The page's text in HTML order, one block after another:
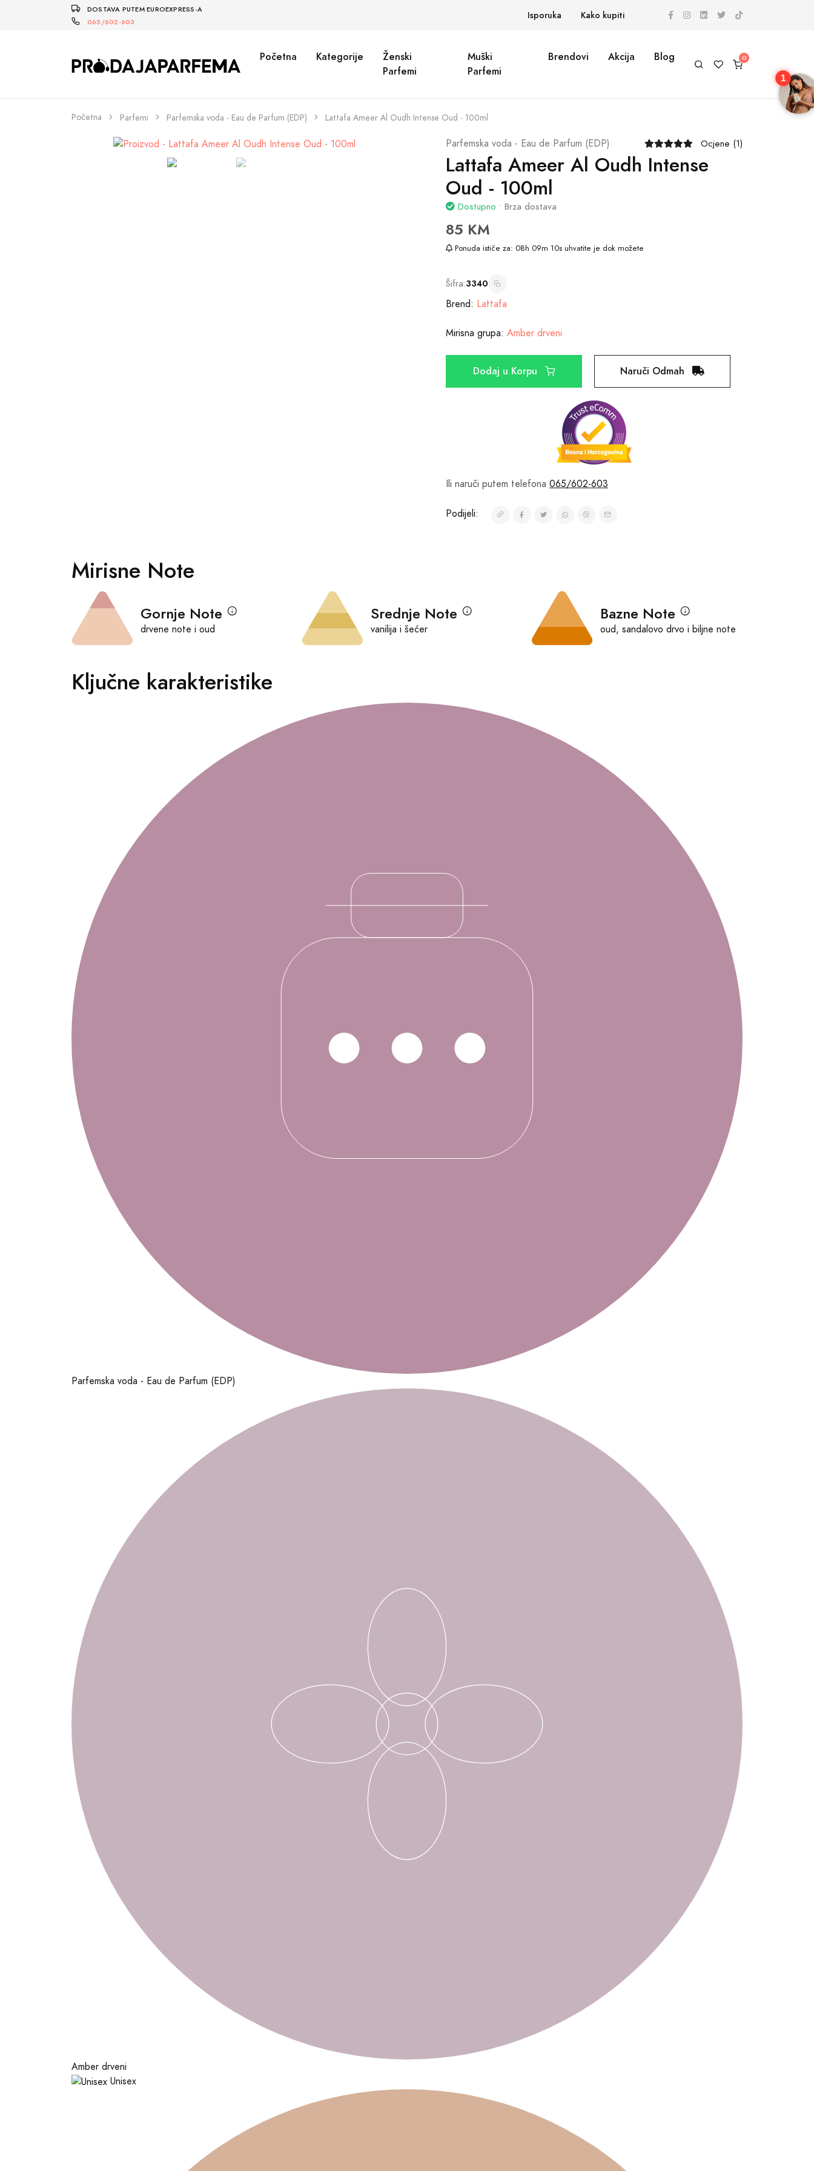
DOSTAVA PUTEM EUROEXPRESS-A
065/602-603
Isporuka Kako kupiti
Početna Kategorije
Ženski
Parfemi
Muški
Parfemi
Brendovi Akcija Blog
Početna Parfemi Parfemska voda - Eau de Parfum (EDP) Lattafa Ameer Al Oudh Intense Oud - 100ml
Parfemska voda - Eau de Parfum (EDP) Ocjene (1)
Lattafa Ameer Al Oudh Intense
Oud - 100ml
Dostupno • Brza dostava
85 KM
Ponuda ističe za: 08h 09m 09s uhvatite je dok možete
Šifra:3340
Brend: Lattafa
Mirisna grupa: Amber drveni
Dodaj u Korpu Naruči Odmah
Ili naruči putem telefona 065/602-603
Podijeli:
Mirisne Note
Gornje Note
drvene note i oud
Srednje Note
vanilija i šećer
Bazne Note
oud, sandalovo drvo i biljne note
Ključne karakteristike
Parfemska voda - Eau de Parfum (EDP)
Amber drveni
Unisex
1